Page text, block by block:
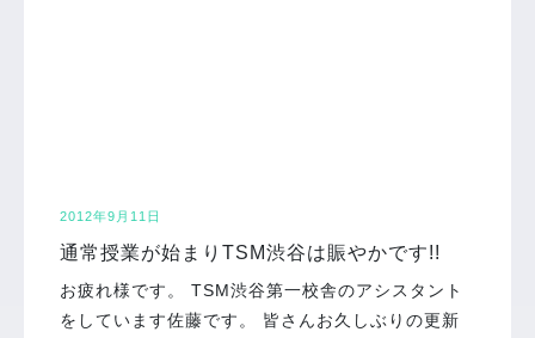
2012年9月11日
通常授業が始まりTSM渋谷は賑やかです!!
お疲れ様です。 TSM渋谷第一校舎のアシスタント
をしています佐藤です。 皆さんお久しぶりの更新